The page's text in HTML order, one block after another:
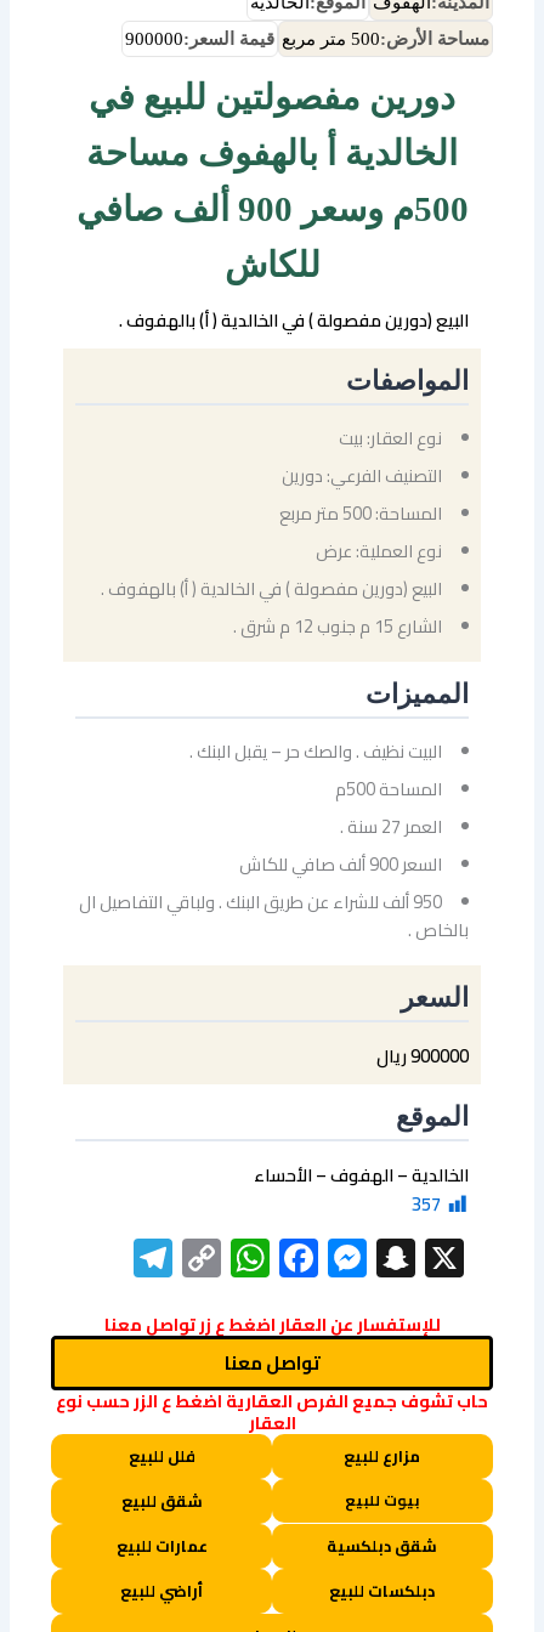
مساحة الأرض:500 متر مربع قيمة السعر:900000
دورين مفصولتين للبيع في
الخالدية أ بالهفوف مساحة
500م وسعر 900 ألف صافي
للكاش
البيع (دورين مفصولة ) في الخالدية ( أ) بالهفوف .
المواصفات
نوع العقار: بيت
التصنيف الفرعي: دورين
المساحة: 500 متر مربع
نوع العملية: عرض
البيع (دورين مفصولة ) في الخالدية ( أ) بالهفوف .
الشارع 15 م جنوب 12 م شرق .
المميزات
البيت نظيف . والصك حر – يقبل البنك .
المساحة 500م
العمر 27 سنة .
السعر 900 ألف صافي للكاش
950 ألف للشراء عن طريق البنك . ولباقي التفاصيل ال
بالخاص .
السعر
900000 ريال
الموقع
الخالدية – الهفوف – الأحساء
357
X
Snapchat
Messenger
Facebook
WhatsApp
Copy
Link
للإستفسار عن العقار اضغط ع زر تواصل معنا
تواصل معنا
حاب تشوف جميع الفرص العقارية اضغط ع الزر حسب نوع
العقار
مزارع للبيع فلل للبيع
بيوت للبيع
شقق للبيع
شقق دبلكسية
عمارات للبيع
دبلكسات للبيع
أراضي للبيع